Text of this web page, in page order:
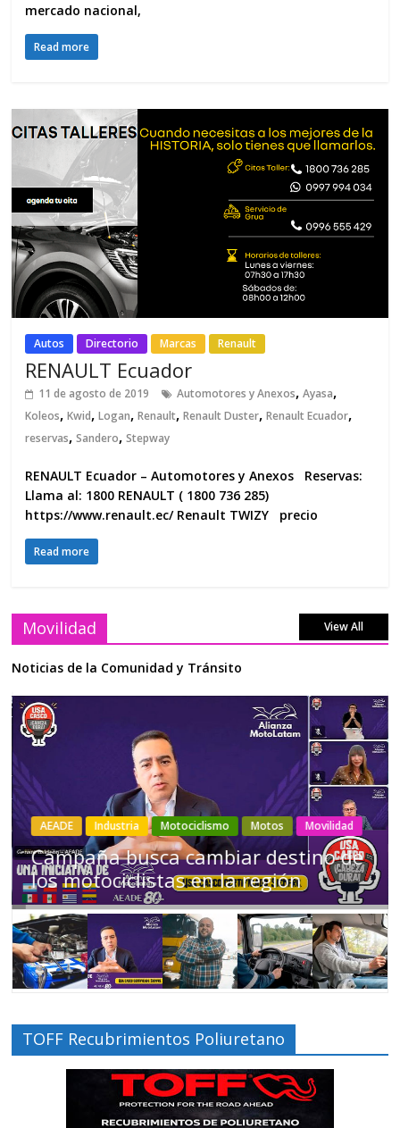
mercado nacional,
Read more
Autos Directorio Marcas Renault
RENAULT Ecuador
11 de agosto de 2019 Automotores y Anexos,Ayasa,
Koleos,Kwid,Logan,Renault,Renault Duster,Renault Ecuador,
reservas,Sandero,Stepway
RENAULT Ecuador – Automotores y Anexos Reservas:
Llama al: 1800 RENAULT ( 1800 736 285)
https://www.renault.ec/ Renault TWIZY precio
Read more
Movilidad View All
Noticias de la Comunidad y Tránsito
Industria Movilidad Transporte Varios
Choferes profesionales mantienen a
Ecuador en movimiento
TOFF Recubrimientos Poliuretano